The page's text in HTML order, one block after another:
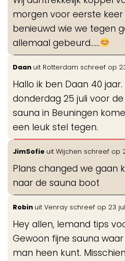
morgen voor eerste keer
benieuwd wie we tegen
allemaal gebeurd……
Daan uit Rotterdam schreef op
Hallo ik ben Daan 40 jaar.
donderdag 25 juli voor
sauna in Beuningen
een leuk stel tegen.
JimSofie uit Wijchen schreef op
Plans changed we gaan
naar de sauna boot
Robin uit Venray schreef op 23
Hey allen, Iemand tips
Gewoon fijne sauna
man heen kunt.